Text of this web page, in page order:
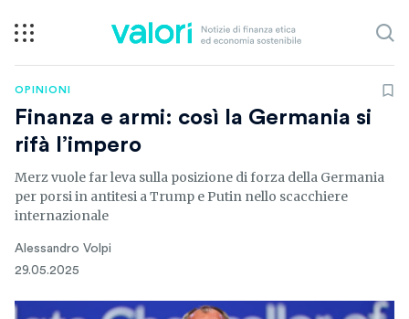
OPINIONI
Finanza e armi: così la Germania si
rifà l’impero
Merz vuole far leva sulla posizione di forza della Germania
per porsi in antitesi a Trump e Putin nello scacchiere
internazionale
Alessandro Volpi
29.05.2025